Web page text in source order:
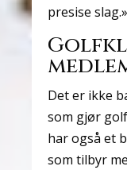
presise slag.»
Det er ikke
som gjør
har også et
som tilbyr